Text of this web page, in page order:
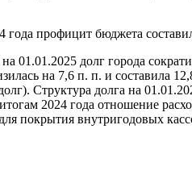
года профицит бюджета
01.01.2025 долг города
на 7,6 п. п. и составила
Структура долга на
2024 года отношение
покрытия внутригодовых